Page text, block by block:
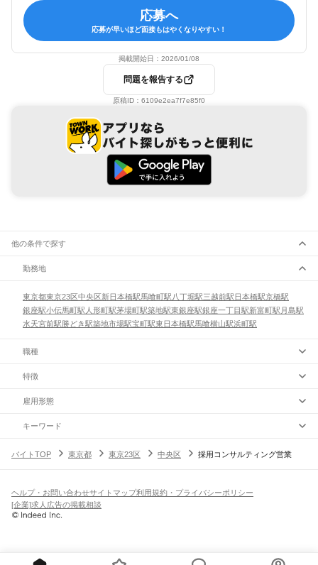
応募へ
応募が早いほど面接もはやくなりやすい！
掲載開始日： 2026/01/08
問題を報告する
原稿ID： 6109e2ea7f7e85f0
他の条件で探す
勤務地
東京都東京23区中央区新日本橋駅馬喰町駅 八丁堀駅三越前駅 日本橋駅京橋駅
銀座駅小伝馬町駅 人形町駅茅場町駅築地駅東銀座駅銀座一丁目駅新富町駅 月島駅
水天宮前駅勝どき駅築地市場駅宝町駅東日本橋駅馬喰横山駅浜町駅
職種
特徴
雇用形態
キーワード
バイトTOP 東京都 東京23区 中央区 採用コンサルティング営業
ヘルプ・お問い合わせサイトマップ利用規約・プライバシーポリシー
[企業]求人広告の掲載相談